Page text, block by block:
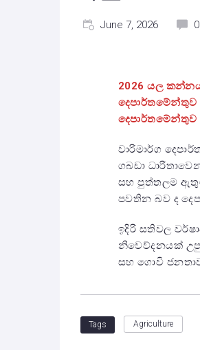
June 7, 2026 0
2026 යල
වාරිමාර්ග
ගබඩා
සහ පුත්තලම
පවතින බව ද
ඉදිරි සතිවල
නිවෙව්දනයක්
සහ ගොවි
Tags Agriculture